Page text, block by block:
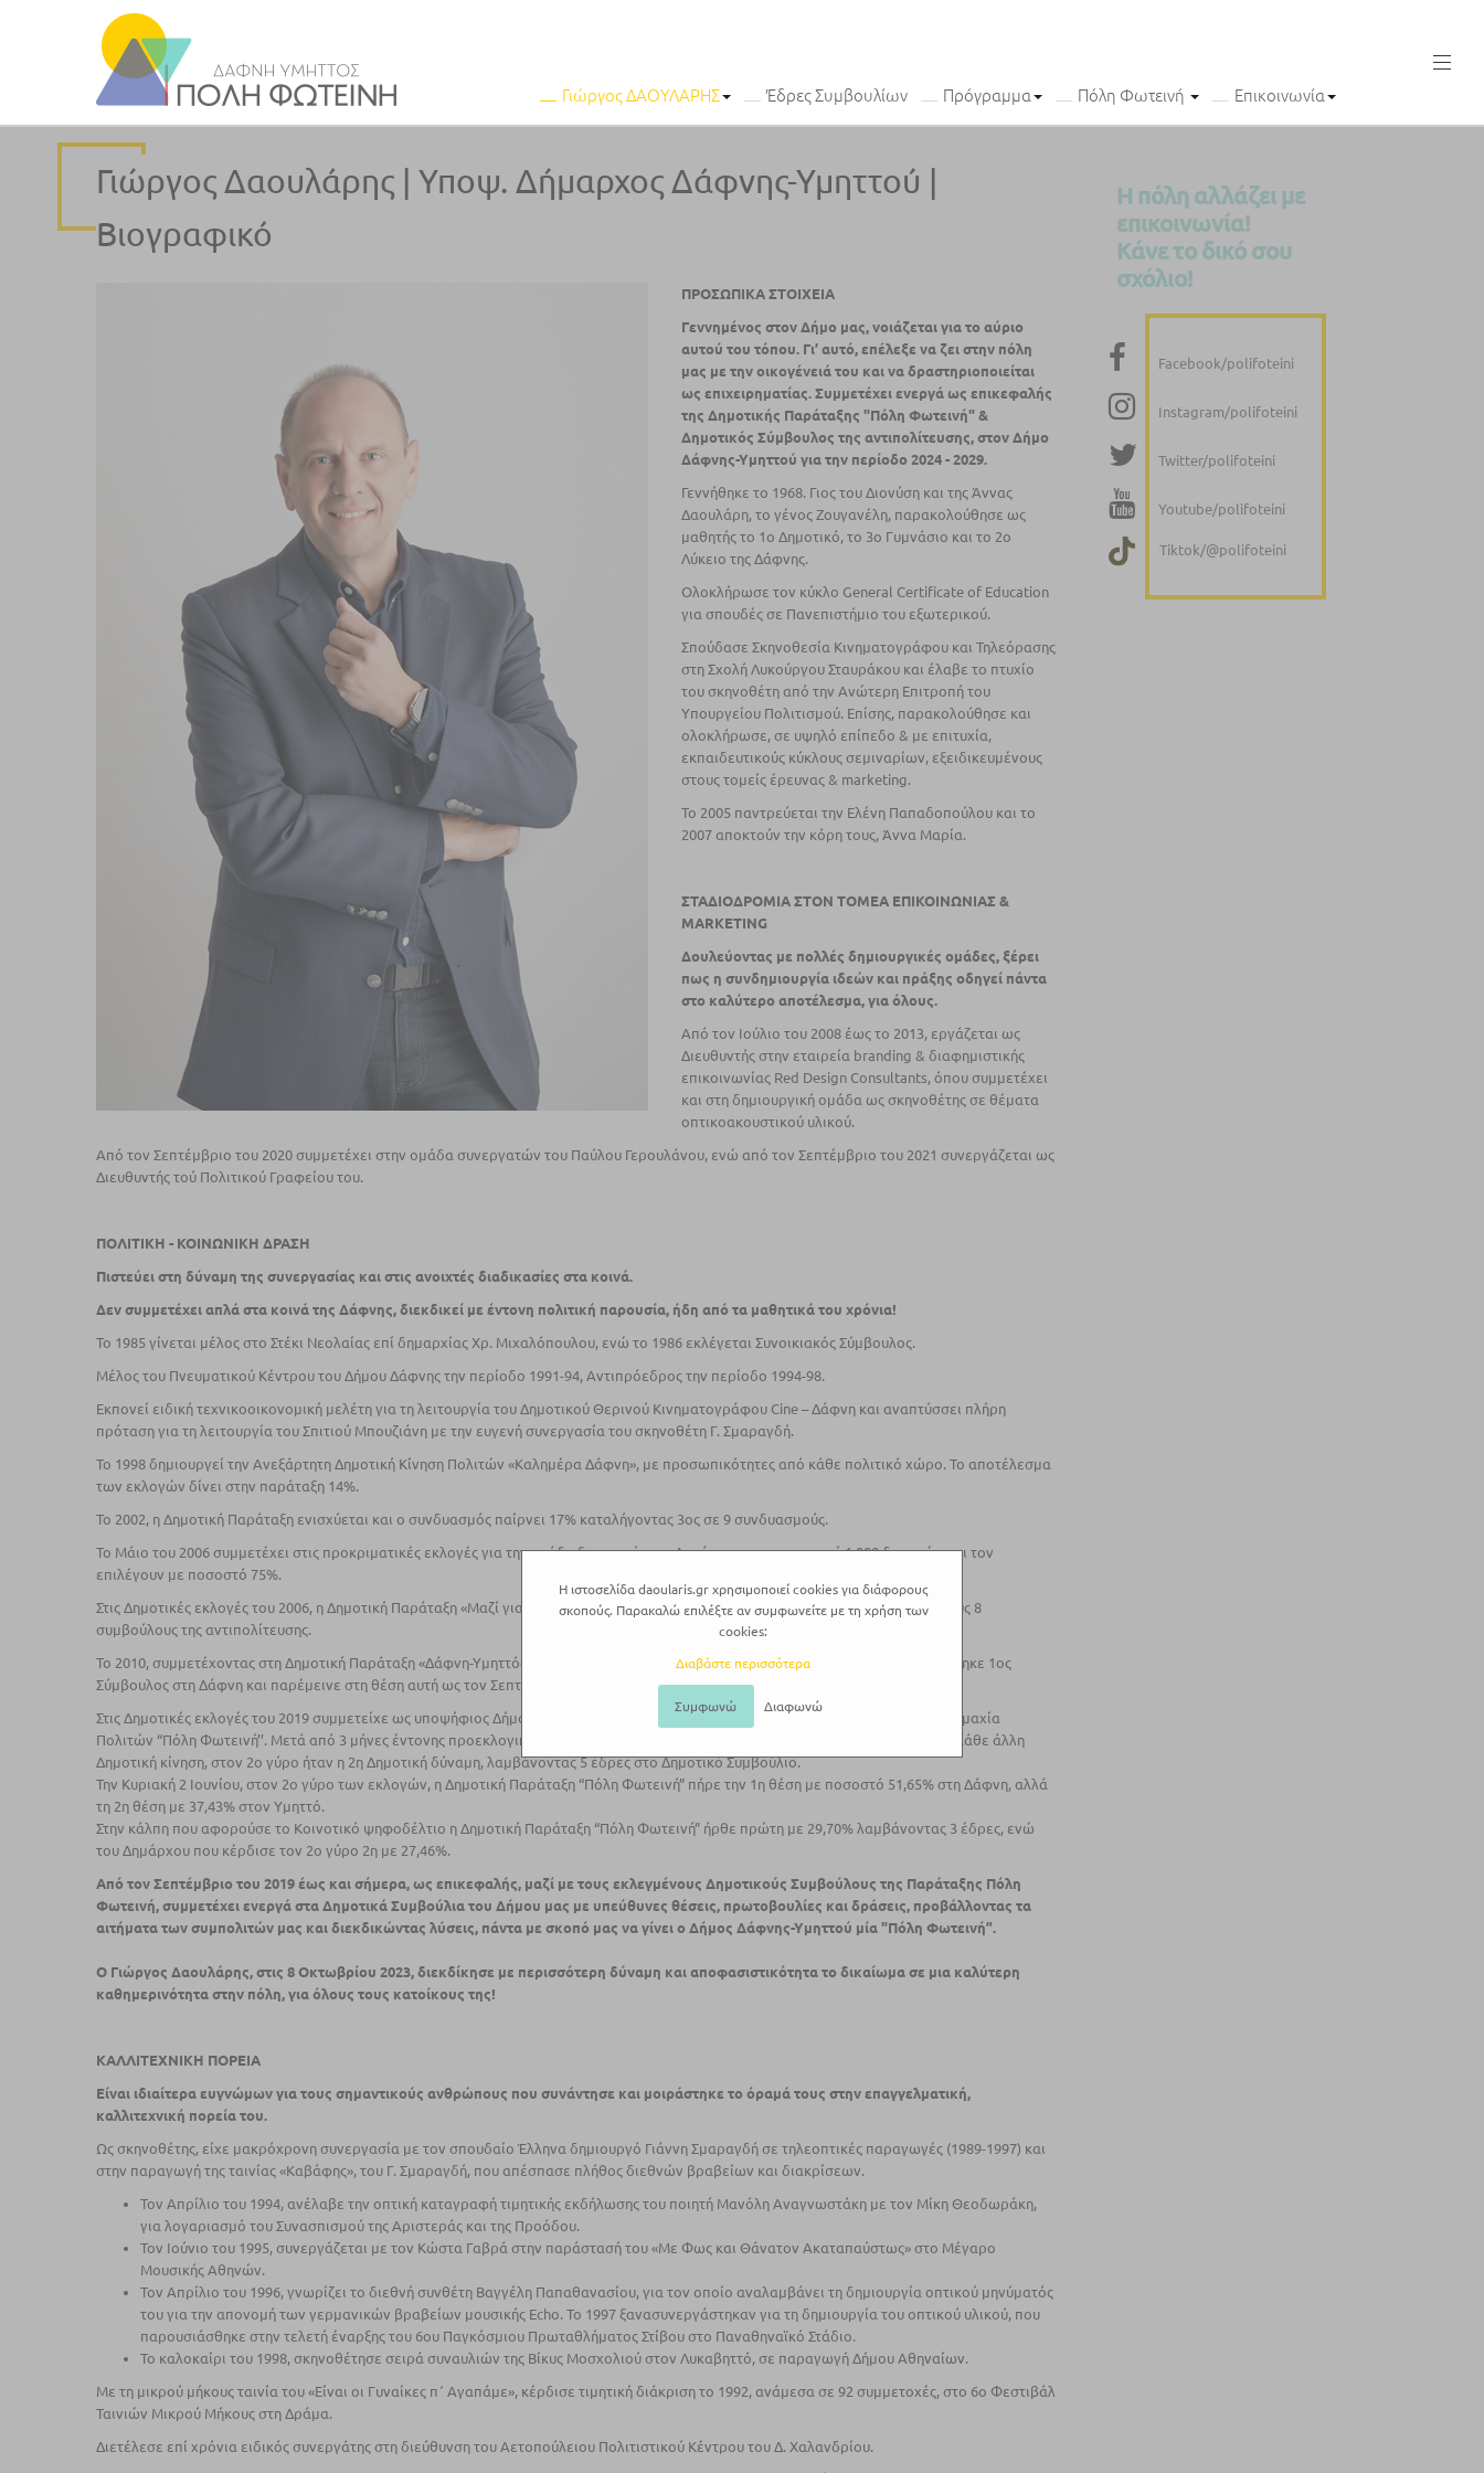
Γιώργος ΔΑΟΥΛΑΡΗΣ Έδρες Συμβουλίων Πρόγραμμα Πόλη Φωτεινή Επικοινωνία
Γιώργος Δαουλάρης | Υποψ. Δήμαρχος Δάφνης-Υμηττού |
Βιογραφικό
ΠΡΟΣΩΠΙΚΑ ΣΤΟΙΧΕΙΑ
Γεννημένος στον Δήμο μας, νοιάζεται για το αύριο
αυτού του τόπου. Γι’ αυτό, επέλεξε να ζει στην πόλη
μας µε την οικογένειά του και να δραστηριοποιείται
ως επιχειρηματίας. Συμμετέχει ενεργά ως επικεφαλής
της Δημοτικής Παράταξης "Πόλη Φωτεινή" &
Δημοτικός Σύμβουλος της αντιπολίτευσης, στον Δήμο
Δάφνης-Υμηττού για την περίοδο 2024 - 2029.
Γεννήθηκε το 1968. Γιος του Διονύση και της Άννας
Δαουλάρη, το γένος Ζουγανέλη, παρακολούθησε ως
μαθητής το 1ο Δημοτικό, το 3ο Γυμνάσιο και το 2ο
Λύκειο της Δάφνης.
Ολοκλήρωσε τον κύκλο General Certificate of Education
για σπουδές σε Πανεπιστήμιο του εξωτερικού.
Σπούδασε Σκηνοθεσία Κινηματογράφου και Τηλεόρασης
στη Σχολή Λυκούργου Σταυράκου και έλαβε το πτυχίο
του σκηνοθέτη από την Ανώτερη Επιτροπή του
Υπουργείου Πολιτισμού. Eπίσης, παρακολούθησε και
ολοκλήρωσε, σε υψηλό επίπεδο & µε επιτυχία,
εκπαιδευτικούς κύκλους σεμιναρίων, εξειδικευμένους
στους τομείς έρευνας & marketing.
Το 2005 παντρεύεται την Ελένη Παπαδοπούλου και το
2007 αποκτούν την κόρη τους, Άννα Μαρία.
ΣΤΑΔΙΟΔΡΟΜΙΑ ΣΤΟΝ ΤΟΜΕΑ ΕΠΙΚΟΙΝΩΝΙΑΣ &
MARKETING
Δουλεύοντας µε πολλές δημιουργικές ομάδες, ξέρει
πως η συνδηµιουργία ιδεών και πράξης οδηγεί πάντα
στο καλύτερο αποτέλεσμα, για όλους.
Από τον Ιούλιο του 2008 έως το 2013, εργάζεται ως
Διευθυντής στην εταιρεία branding & διαφημιστικής
επικοινωνίας Red Design Consultants, όπου συμμετέχει
και στη δημιουργική ομάδα ως σκηνοθέτης σε θέματα
οπτικοακουστικού υλικού.
Από τον Σεπτέμβριο του 2020 συμμετέχει στην ομάδα συνεργατών του Παύλου Γερουλάνου, ενώ από τον Σεπτέμβριο του 2021 συνεργάζεται ως
Διευθυντής τού Πολιτικού Γραφείου του.
ΠΟΛΙΤΙΚΗ - ΚΟΙΝΩΝΙΚΗ ΔΡΑΣΗ
Πιστεύει στη δύναμη της συνεργασίας και στις ανοιχτές διαδικασίες στα κοινά.
Δεν συµµετέχει απλά στα κοινά της Δάφνης, διεκδικεί µε έντονη πολιτική παρουσία, ήδη από τα μαθητικά του χρόνια!
Το 1985 γίνεται µέλος στο Στέκι Νεολαίας επί δημαρχίας Χρ. Μιχαλόπουλου, ενώ το 1986 εκλέγεται Συνοικιακός Σύµβουλος.
Μέλος του Πνευµατικού Κέντρου του Δήμου Δάφνης την περίοδο 1991-94, Αντιπρόεδρος την περίοδο 1994-98.
Εκπονεί ειδική τεχνικοοικονοµική µελέτη για τη λειτουργία του Δηµοτικού Θερινού Κινηµατογράφου Cine – Δάφνη και αναπτύσσει πλήρη
πρόταση για τη λειτουργία του Σπιτιού Μπουζιάνη µε την ευγενή συνεργασία του σκηνοθέτη Γ. Σµαραγδή.
Το 1998 δηµιουργεί την Ανεξάρτητη Δηµοτική Κίνηση Πολιτών «Καληµέρα Δάφνη», με προσωπικότητες από κάθε πολιτικό χώρο. Το αποτέλεσµα
των εκλογών δίνει στην παράταξη 14%.
Το 2002, η Δηµοτική Παράταξη ενισχύεται και ο συνδυασµός παίρνει 17% καταλήγοντας 3ος σε 9 συνδυασµούς.
Το Μάιο του 2006 συμμετέχει στις προκριματικές εκλογές για την ανάδειξη υποψήφιου Δημάρχου, με συμμετοχή 1.000 δημοτών και τον
επιλέγουν με ποσοστό 75%.
Στις Δημοτικές εκλογές του 2006, η Δημοτική Παράταξη «Μαζί για τη Δάφνη» παίρνει τη δεύτερη θέση με 28%, εκλέγοντας 5 από τους 8
συμβούλους της αντιπολίτευσης.
Το 2010, συµµετέχοντας στη Δηµοτική Παράταξη «Δάφνη-Υµηττός µαζί µπροστά», µε επικεφαλής το Μανόλη Ν. Σταυρακάκη, εκλέχθηκε 1ος
Σύµβουλος στη Δάφνη και παρέµεινε στη θέση αυτή ως τον Σεπτέµβριο του 2014.
Στις Δημοτικές εκλογές του 2019 συμμετείχε ως υποψήφιος Δήμαρχος του Δήμου Δάφνης-Υμηττού με την Ανεξάρτητη Δημοτική Συμμαχία
Πολιτών “Πόλη Φωτεινή’’. Μετά από 3 μήνες έντονης προεκλογικής πορείας, παρά του ότι η νέα Παράταξη ξεκίνησε πιο αργά από κάθε άλλη
Δημοτική κίνηση, στον 2ο γύρο ήταν η 2η Δημοτική δύναμη, λαμβάνοντας 5 έδρες στο Δημοτικό Συμβούλιο.
Την Κυριακή 2 Ιουνίου, στον 2ο γύρο των εκλογών, η Δημοτική Παράταξη “Πόλη Φωτεινή” πήρε την 1η θέση με ποσοστό 51,65% στη Δάφνη, αλλά
τη 2η θέση με 37,43% στον Υμηττό.
Στην κάλπη που αφορούσε το Κοινοτικό ψηφοδέλτιο η Δημοτική Παράταξη “Πόλη Φωτεινή” ήρθε πρώτη με 29,70% λαμβάνοντας 3 έδρες, ενώ
του Δημάρχου που κέρδισε τον 2ο γύρο 2η με 27,46%.
Από τον Σεπτέμβριο του 2019 έως και σήμερα, ως επικεφαλής, μαζί με τους εκλεγμένους Δημοτικούς Συμβούλους της Παράταξης Πόλη
Φωτεινή, συμμετέχει ενεργά στα Δημοτικά Συμβούλια του Δήμου μας με υπεύθυνες θέσεις, πρωτοβουλίες και δράσεις, προβάλλοντας τα
αιτήματα των συμπολιτών μας και διεκδικώντας λύσεις, πάντα με σκοπό μας να γίνει ο Δήμος Δάφνης-Υμηττού μία "Πόλη Φωτεινή”.
Ο Γιώργος Δαουλάρης, στις 8 Οκτωβρίου 2023, διεκδίκησε με περισσότερη δύναμη και αποφασιστικότητα το δικαίωμα σε µια καλύτερη
καθημερινότητα στην πόλη, για όλους τους κατοίκους της!
ΚΑΛΛΙΤΕΧΝΙΚΗ ΠΟΡΕΙΑ
Είναι ιδιαίτερα ευγνώμων για τους σημαντικούς ανθρώπους που συνάντησε και µοιράστηκε το όραμά τους στην επαγγελματική,
καλλιτεχνική πορεία του.
Ως σκηνοθέτης, είχε μακρόχρονη συνεργασία µε τον σπουδαίο Έλληνα δημιουργό Γιάννη Σμαραγδή σε τηλεοπτικές παραγωγές (1989-1997) και
στην παραγωγή της ταινίας «Καβάφης», του Γ. Σμαραγδή, που απέσπασε πλήθος διεθνών βραβείων και διακρίσεων.
Τον Απρίλιο του 1994, ανέλαβε την οπτική καταγραφή τιµητικής εκδήλωσης του ποιητή Μανόλη Αναγνωστάκη µε τον Μίκη Θεοδωράκη,
για λογαριασµό του Συνασπισµού της Αριστεράς και της Προόδου.
Τον Ιούνιο του 1995, συνεργάζεται µε τον Κώστα Γαβρά στην παράστασή του «Με Φως και Θάνατον Ακαταπαύστως» στο Μέγαρο
Μουσικής Αθηνών.
Τον Απρίλιο του 1996, γνωρίζει το διεθνή συνθέτη Βαγγέλη Παπαθανασίου, για τον οποίο αναλαµβάνει τη δηµιουργία οπτικού µηνύµατός
του για την απονοµή των γερµανικών βραβείων µουσικής Εcho. Το 1997 ξανασυνεργάστηκαν για τη δηµιουργία του οπτικού υλικού, που
παρουσιάσθηκε στην τελετή έναρξης του 6ου Παγκόσµιου Πρωταθλήµατος Στίβου στο Παναθηναϊκό Στάδιο.
Το καλοκαίρι του 1998, σκηνοθέτησε σειρά συναυλιών της Βίκυς Μοσχολιού στον Λυκαβηττό, σε παραγωγή Δήµου Αθηναίων.
Με τη µικρού µήκους ταινία του «Είναι οι Γυναίκες π΄ Αγαπάµε», κέρδισε τιµητική διάκριση το 1992, ανάµεσα σε 92 συµµετοχές, στο 6ο Φεστιβάλ
Ταινιών Μικρού Μήκους στη Δράµα.
Διετέλεσε επί χρόνια ειδικός συνεργάτης στη διεύθυνση του Αετοπούλειου Πολιτιστικού Κέντρου του Δ. Χαλανδρίου.
Η πόλη αλλάζει με
επικοινωνία!
Κάνε το δικό σου
σχόλιο!
Facebook/polifoteini
Instagram/polifoteini
Twitter/polifoteini
Youtube/polifoteini
Tiktok/@polifoteini
Η ιστοσελίδα daoularis.gr χρησιμοποιεί cookies για διάφορους
σκοπούς. Παρακαλώ επιλέξτε αν συμφωνείτε με τη χρήση των
cookies:
Διαβάστε περισσότερα
Συμφωνώ Διαφωνώ